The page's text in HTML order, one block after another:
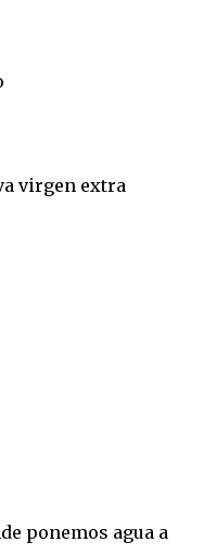
virgen extra
ponemos agua a